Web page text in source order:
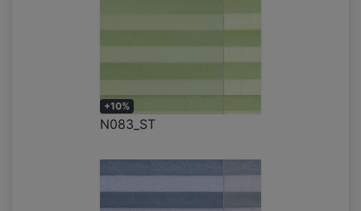
+10%
N083_ST